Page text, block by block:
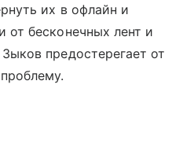
их в офлайн и
от бесконечных лент и
предостерегает от